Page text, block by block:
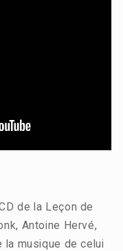
de la Leçon de
Antoine Hervé,
musique de celui